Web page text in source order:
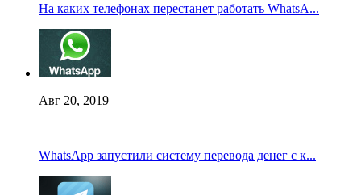
На каких телефонах перестанет работать WhatsA...
Авг 20, 2019
WhatsApp запустили систему перевода денег с к...